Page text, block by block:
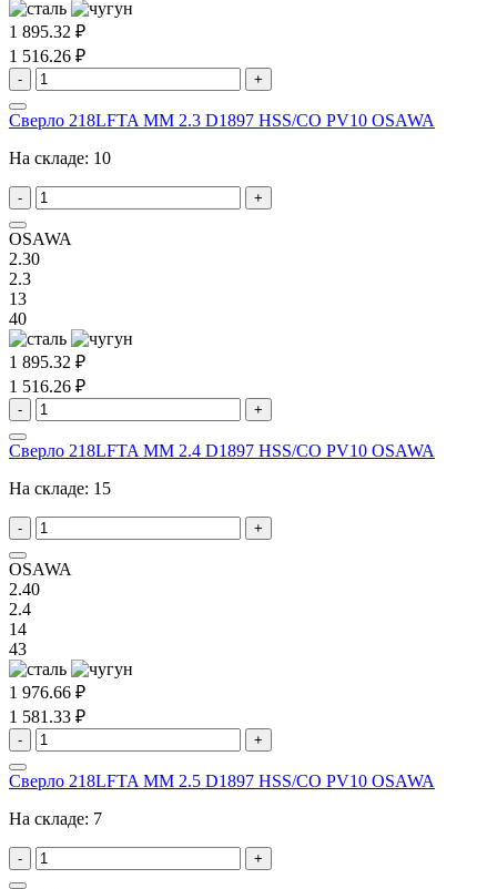
1 895.32 ₽
1 516.26 ₽
- +
Сверло 218LFTA MM 2.3 D1897 HSS/CO PV10 OSAWA
На складе: 10
- +
OSAWA
2.30
2.3
13
40
1 895.32 ₽
1 516.26 ₽
- +
Сверло 218LFTA MM 2.4 D1897 HSS/CO PV10 OSAWA
На складе: 15
- +
OSAWA
2.40
2.4
14
43
1 976.66 ₽
1 581.33 ₽
- +
Сверло 218LFTA MM 2.5 D1897 HSS/CO PV10 OSAWA
На складе: 7
- +